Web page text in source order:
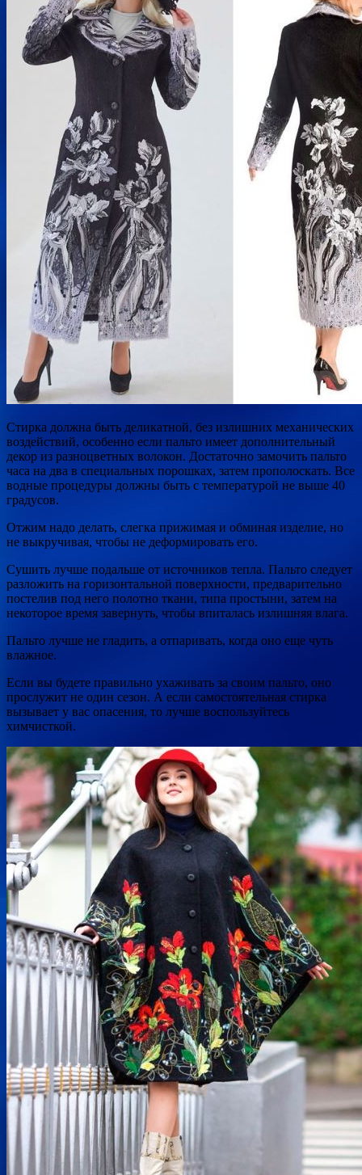
Стирка должна быть деликатной, без излишних механических
воздействий, особенно если пальто имеет дополнительный
декор из разноцветных волокон. Достаточно замочить пальто
часа на два в специальных порошках, затем прополоскать. Все
водные процедуры должны быть с температурой не выше 40
градусов.
Отжим надо делать, слегка прижимая и обминая изделие, но
не выкручивая, чтобы не деформировать его.
Сушить лучше подальше от источников тепла. Пальто следует
разложить на горизонтальной поверхности, предварительно
постелив под него полотно ткани, типа простыни, затем на
некоторое время завернуть, чтобы впиталась излишняя влага.
Пальто лучше не гладить, а отпаривать, когда оно еще чуть
влажное.
Если вы будете правильно ухаживать за своим пальто, оно
прослужит не один сезон. А если самостоятельная стирка
вызывает у вас опасения, то лучше воспользуйтесь
химчисткой.